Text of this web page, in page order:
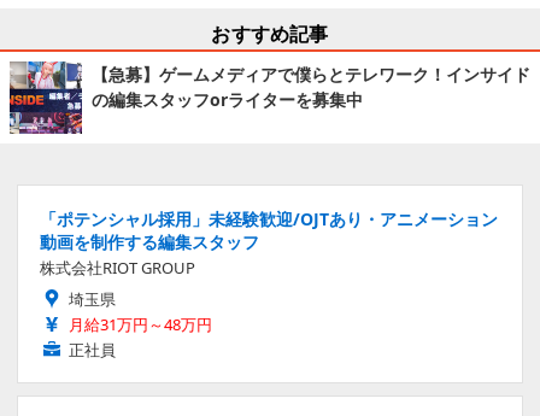
おすすめ記事
【急募】ゲームメディアで僕らとテレワーク！インサイド
の編集スタッフorライターを募集中
「ポテンシャル採用」未経験歓迎/OJTあり・アニメーション
動画を制作する編集スタッフ
株式会社RIOT GROUP
埼玉県
月給31万円～48万円
正社員